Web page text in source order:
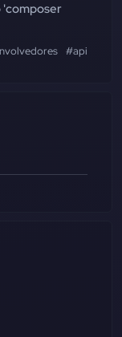
'composer
#api